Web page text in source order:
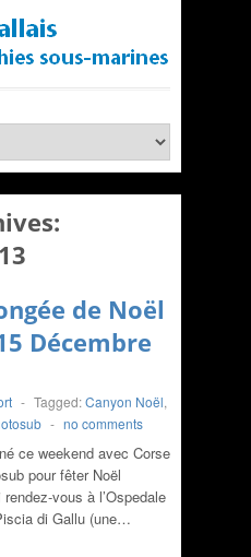
de Noël
Décembre
- Tagged:Canyon Noël,
- no comments
ce weekend avec Corse
pour fêter Noël
vous à l’Ospedale
di Gallu (une…